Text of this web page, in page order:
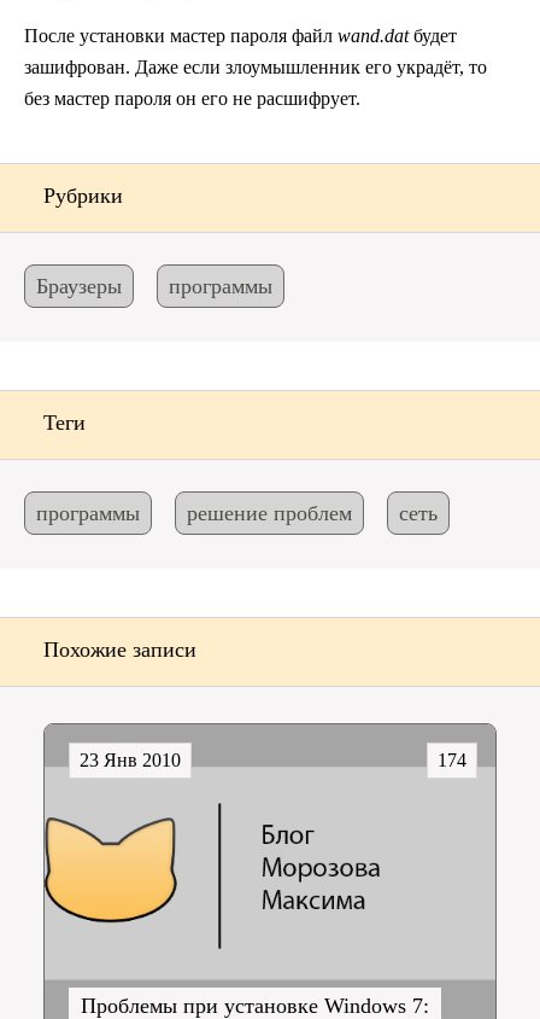
После установки мастер пароля файл wand.datбудет
зашифрован. Даже если злоумышленник его украдёт, то
без мастер пароля он его не расшифрует.
Рубрики
Браузеры программы
Теги
программы решение проблем сеть
Похожие записи
Проблемы при установке Windows 7:
174
23 Янв 2010